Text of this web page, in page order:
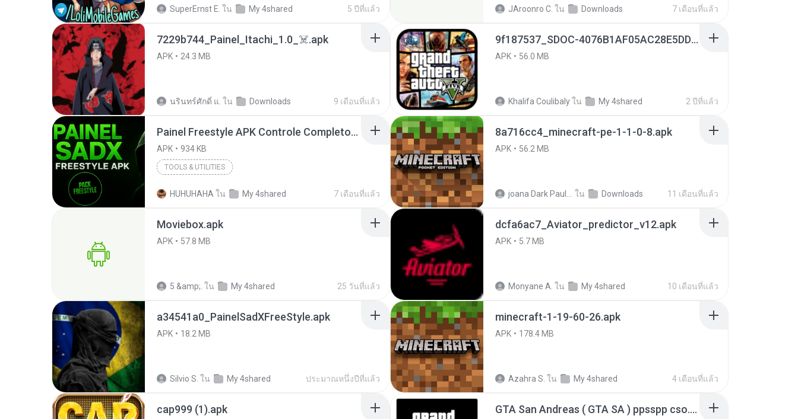
SuperErnst E. ใน My 4shared 5 ปีที่แล้ว JAroonro C. ใน Downloads 7 เดือนที่แล้ว
7229b744_Painel_Itachi_1.0_☠️.apk
APK 24.3 MB
นรินทร์ศักดิ์ แ. ใน Downloads 9 เดือนที่แล้ว
9f187537_SDOC-4076B1AF05AC28E5DDADC4143E59DB64-07-24-SI. (1).apk
APK 56.0 MB
Khalifa Coulibalyใน My 4shared 2 ปีที่แล้ว
Painel Freestyle APK Controle Completo Para Jogadores.apk
APK 934 KB
TOOLS & UTILITIES
HUHUHAHA ใน My 4shared 7 เดือนที่แล้ว
8a716cc4_minecraft-pe-1-1-0-8.apk
APK 56.2 MB
ใน Downloads 11 เดือนที่แล้ว
Moviebox.apk
APK 57.8 MB
5 &amp;. ใน My 4shared 25 วันที่แล้ว
dcfa6ac7_Aviator_predictor_v12.apk
APK 5.7 MB
Monyane A. ใน My 4shared 10 เดือนที่แล้ว
a34541a0_PainelSadXFreeStyle.apk
APK 18.2 MB
Silvio S. ใน My 4shared ประมาณหนึ่งปีที่แล้ว
minecraft-1-19-60-26.apk
APK 178.4 MB
Azahra S. ใน My 4shared 4 เดือนที่แล้ว
cap999 (1).apk GTA San Andreas ( GTA SA ) ppsspp cso.apk